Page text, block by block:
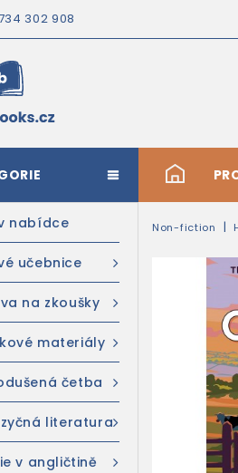
302 908
#
nabídce
učebnice
na zkoušky
materiály
četba
literatura
v angličtině
Non-fiction